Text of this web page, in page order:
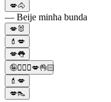
💋🐴
— Beije minha bunda
💋🐰
💄💋
💋👅
🤪👨‍❤️‍👨💋👌🏻
💄💋
💋👠